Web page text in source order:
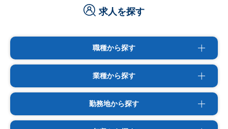
求人を探す
職種から探す
業種から探す
勤務地から探す